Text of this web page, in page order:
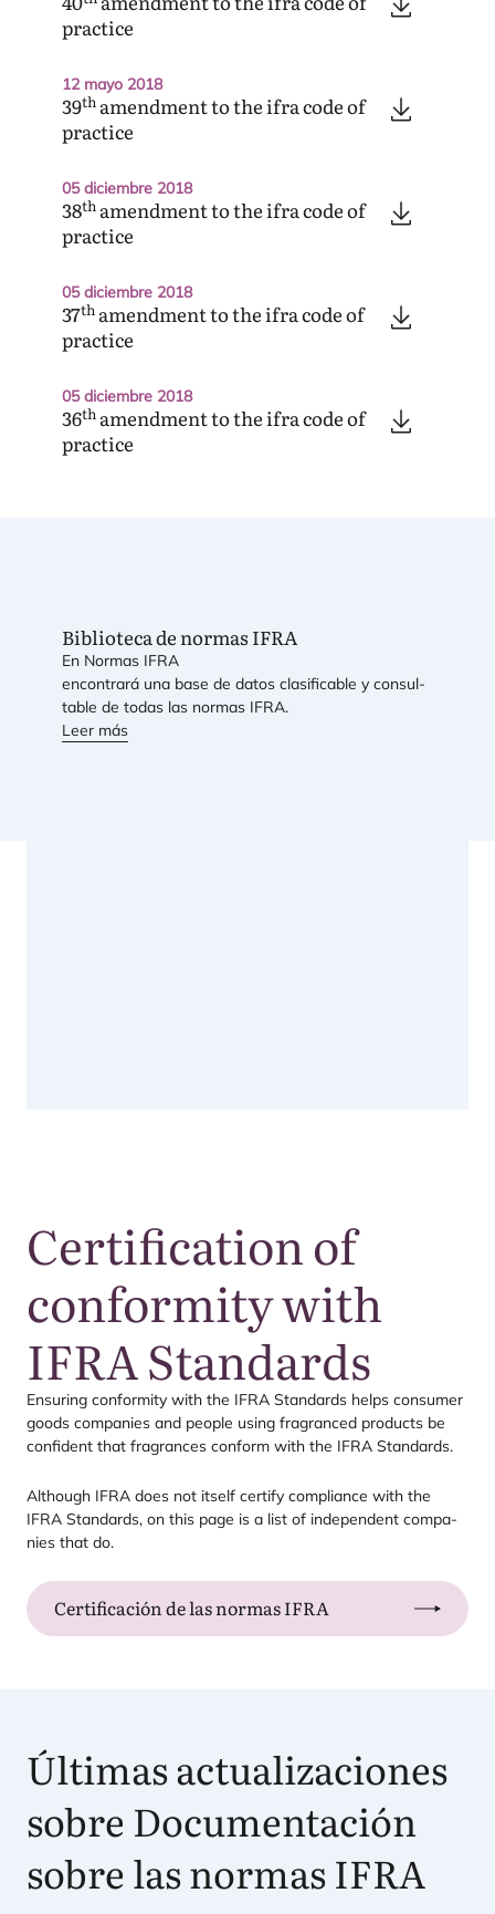
practice
12 mayo 2018
39th amendment to the ifra code of
practice
05 diciembre 2018
38th amendment to the ifra code of
practice
05 diciembre 2018
37th amendment to the ifra code of
practice
05 diciembre 2018
36th amendment to the ifra code of
practice
Standards Library
Biblioteca de normasIFRA
En Nor­mas IFRA
encon­tra­rá una base de datos cla­si­fi­ca­ble y con­sul­
ta­ble de todas las nor­mas IFRA.
Leer más
Certification of
conformity with
IFRAStandards
Ensu­ring con­for­mity with the IFRA Stan­dards helps con­su­mer
goods com­pa­nies and peo­ple using fra­gran­ced pro­ducts be
con­fi­dent that fra­gran­ces con­form with the IFRA Standards.
Although IFRA does not itself cer­tify com­plian­ce with the
IFRA Stan­dards, on this page is a list of inde­pen­dent com­pa­
nies that do.
Certificación de las normas IFRA
Últimas actualizaciones
sobre Documentación
sobre las normasIFRA